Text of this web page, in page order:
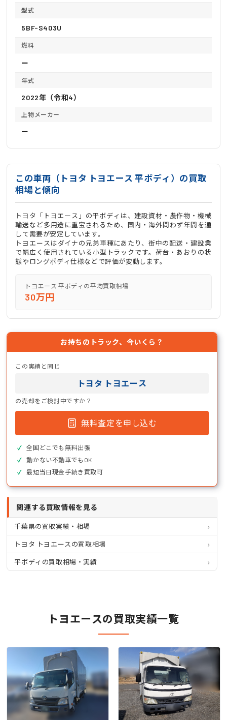
型式
5BF-S403U
燃料
ー
年式
2022年（令和4）
上物メーカー
ー
この車両（トヨタ トヨエース 平ボディ）の買取
相場と傾向
トヨタ「トヨエース」の平ボディは、建設資材・農作物・機械
輸送など多用途に重宝されるため、国内・海外問わず年間を通
して需要が安定しています。
トヨエースはダイナの兄弟車種にあたり、街中の配送・建設業
で幅広く使用されている小型トラックです。荷台・あおりの状
態やロングボディ仕様などで評価が変動します。
トヨエース 平ボディの平均買取相場
30万円
お持ちのトラック、今いくら？
この実績と同じ
トヨタ トヨエース
の売却をご検討中ですか？
無料査定を申し込む
全国どこでも無料出張
動かない不動車でもOK
最短当日現金手続き買取可
関連する買取情報を見る
千葉県の買取実績・相場
トヨタ トヨエースの買取相場
平ボディの買取相場・実績
トヨエースの買取実績一覧